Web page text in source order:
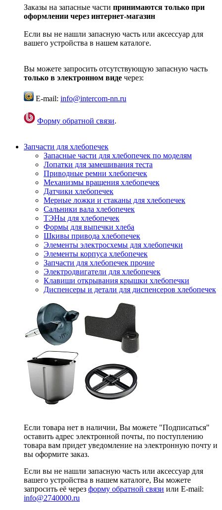
Заказы на запасные части принимаются только при
оформлении через интернет-магазин
Если вы не нашли запасную часть или аксессуар для
вашего устройства в нашем каталоге.
Вы можете запросить отсутствующую запасную часть
только в электронном виде через:
E-mail: info@intercom-nn.ru
Форму обратной связи.
Запчасти для хлебопечек
Запасные части для хлебопечек по моделям
Лопатки для замешивания теста
Приводные ремни хлебопечек
Механизмы вращения хлебопечек
Датчики хлебопечек
Мерные ложки и стаканы для хлебопечек
Сальники вала хлебопечек
ТЭНы для хлебопечек
Формы для выпечки хлеба
Шкивы привода хлебопечек
Элементы электросхемы для хлебопечки
Элементы корпуса хлебопечек
Запчасти для хлебопечек прочие
Электродвигатели для хлебопечек
Клавиши открывания крышки хлебопечки
Диспенсеры и детали для диспенсеров хлебопечек
Если товара нет в наличии, Вы можете "Подписаться"
оставить адрес электронной почты, по поступлению
товара вам придет уведомление на электронную почту и
вы оформите заказ.
Если вы не нашли запасную часть или аксессуар для
вашего устройства в нашем каталоге, Вы можете
запросить её через форму обратной связи или E-mail:
info@2740000.ru